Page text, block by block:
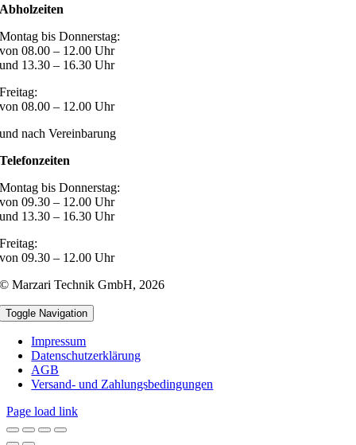
Abholzeiten
Montag bis Donnerstag:
von 08.00 – 12.00 Uhr
und 13.30 – 16.30 Uhr
Freitag:
von 08.00 – 12.00 Uhr
und nach Vereinbarung
Telefonzeiten
Montag bis Donnerstag:
von 09.30 – 12.00 Uhr
und 13.30 – 16.30 Uhr
Freitag:
von 09.30 – 12.00 Uhr
© Marzari Technik GmbH,2026
Toggle Navigation
Impressum
Datenschutzerklärung
AGB
Versand- und Zahlungsbedingungen
Page load link